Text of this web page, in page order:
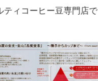
ティコーヒー豆専門店で